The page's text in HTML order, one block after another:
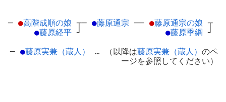
─ ●高階成順の娘 ┬
●藤原経平 ┘
─ ●藤原通宗 ── ●藤原通宗の娘 ┬
●藤原季綱 ┘
─ ●藤原実兼（蔵人） … （以降は藤原実兼（蔵人） のペ
ージを参照してください）